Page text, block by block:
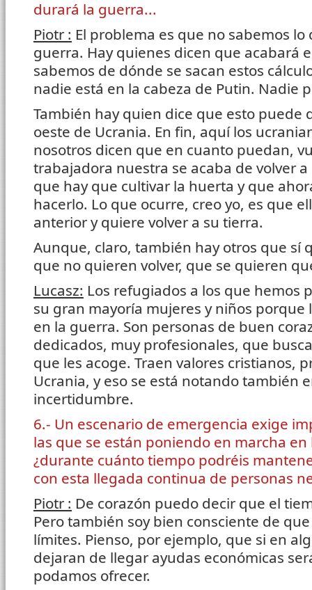
durará la guerra...
Piotr : El problema es que no sabemos
guerra. Hay quienes dicen que acabará
sabemos de dónde se sacan estos
nadie está en la cabeza de Putin. Nadie
También hay quien dice que esto puede
oeste de Ucrania. En fin, aquí los
nosotros dicen que en cuanto puedan,
trabajadora nuestra se acaba de volver
que hay que cultivar la huerta y que
hacerlo. Lo que ocurre, creo yo, es que
anterior y quiere volver a su tierra.
Aunque, claro, también hay otros que sí
que no quieren volver, que se quieren
Lucasz: Los refugiados a los que hemos
su gran mayoría mujeres y niños porque
en la guerra. Son personas de buen
dedicados, muy profesionales, que
que les acoge. Traen valores cristianos,
Ucrania, y eso se está notando también
incertidumbre.
6.- Un escenario de emergencia exige
las que se están poniendo en marcha
¿durante cuánto tiempo podréis
con esta llegada continua de personas
Piotr : De corazón puedo decir que el
Pero también soy bien consciente de
límites. Pienso, por ejemplo, que si en
dejaran de llegar ayudas económicas
podamos ofrecer.